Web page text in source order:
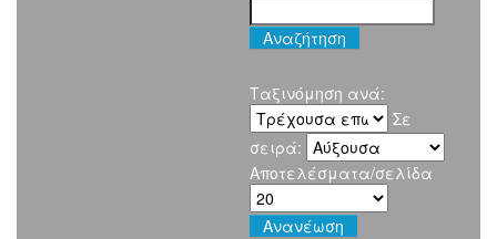
Ταξινόμηση ανά:
Σε
σειρά:
Αποτελέσματα/σελίδα